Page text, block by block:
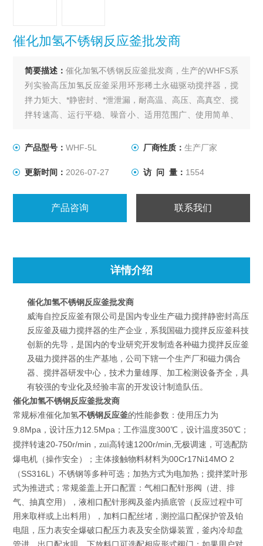
催化加氢不锈钢反应釜批发商
简要描述：催化加氢不锈钢反应釜批发商，生产的WHFS系
列实验高压加氢反应釜采用环形稀土永磁驱动搅拌器，搅
拌力矩大、*静密封、*泄泄漏，耐高温、高压、高真空、搅
拌转速高、运行平稳、噪音小、适用范围广、使用简单、
各种搅拌反应的理想装置。
产品型号：WHF-5L 厂商性质： 生产厂家
更新时间： 2026-07-27 访 问 量： 1554
产品咨询 联系我们
详情介绍
催化加氢不锈钢反应釜批发商
威海自控反应釜有限公司是国内专业生产磁力搅拌静密封高压
反应釜及磁力搅拌器的生产企业，系我国磁力搅拌反应釜科技
创新的先导，是国内的专业研究开发制造各种磁力搅拌反应釜
及磁力搅拌器的生产基地，公司下辖一个生产厂和磁力偶合
器、搅拌器研发中心，技术力量雄厚、加工检测设备齐全，具
有较强的专业化及经验丰富的开发设计制造队伍。
催化加氢不锈钢反应釜批发商
常规标准催化加氢不锈钢反应釜的性能参数：使用压力为
9.8Mpa ，设计压力 12.5Mpa ；工作温度300℃，设计温度350℃；
搅拌转速20-750r/min ，zui高转速1200r/min,无极调速，可选配防
爆电机（操作安全）；主体接触物料材料为00Cr17Ni14MO 2
（ SS316L ）不锈钢等多种可选；加热方式为电加热；搅拌桨叶形
式为推进式；常规釜盖上开口配置：气相口配针形阀（进、排
气、抽真空用），液相口配针形阀及釜内插底管（反应过程中可
用来取样或上出料用），加料口配丝堵，测控温口配保护管及铂
电阻，压力表安全爆破口配压力表及安全防爆装置，釜内冷却盘